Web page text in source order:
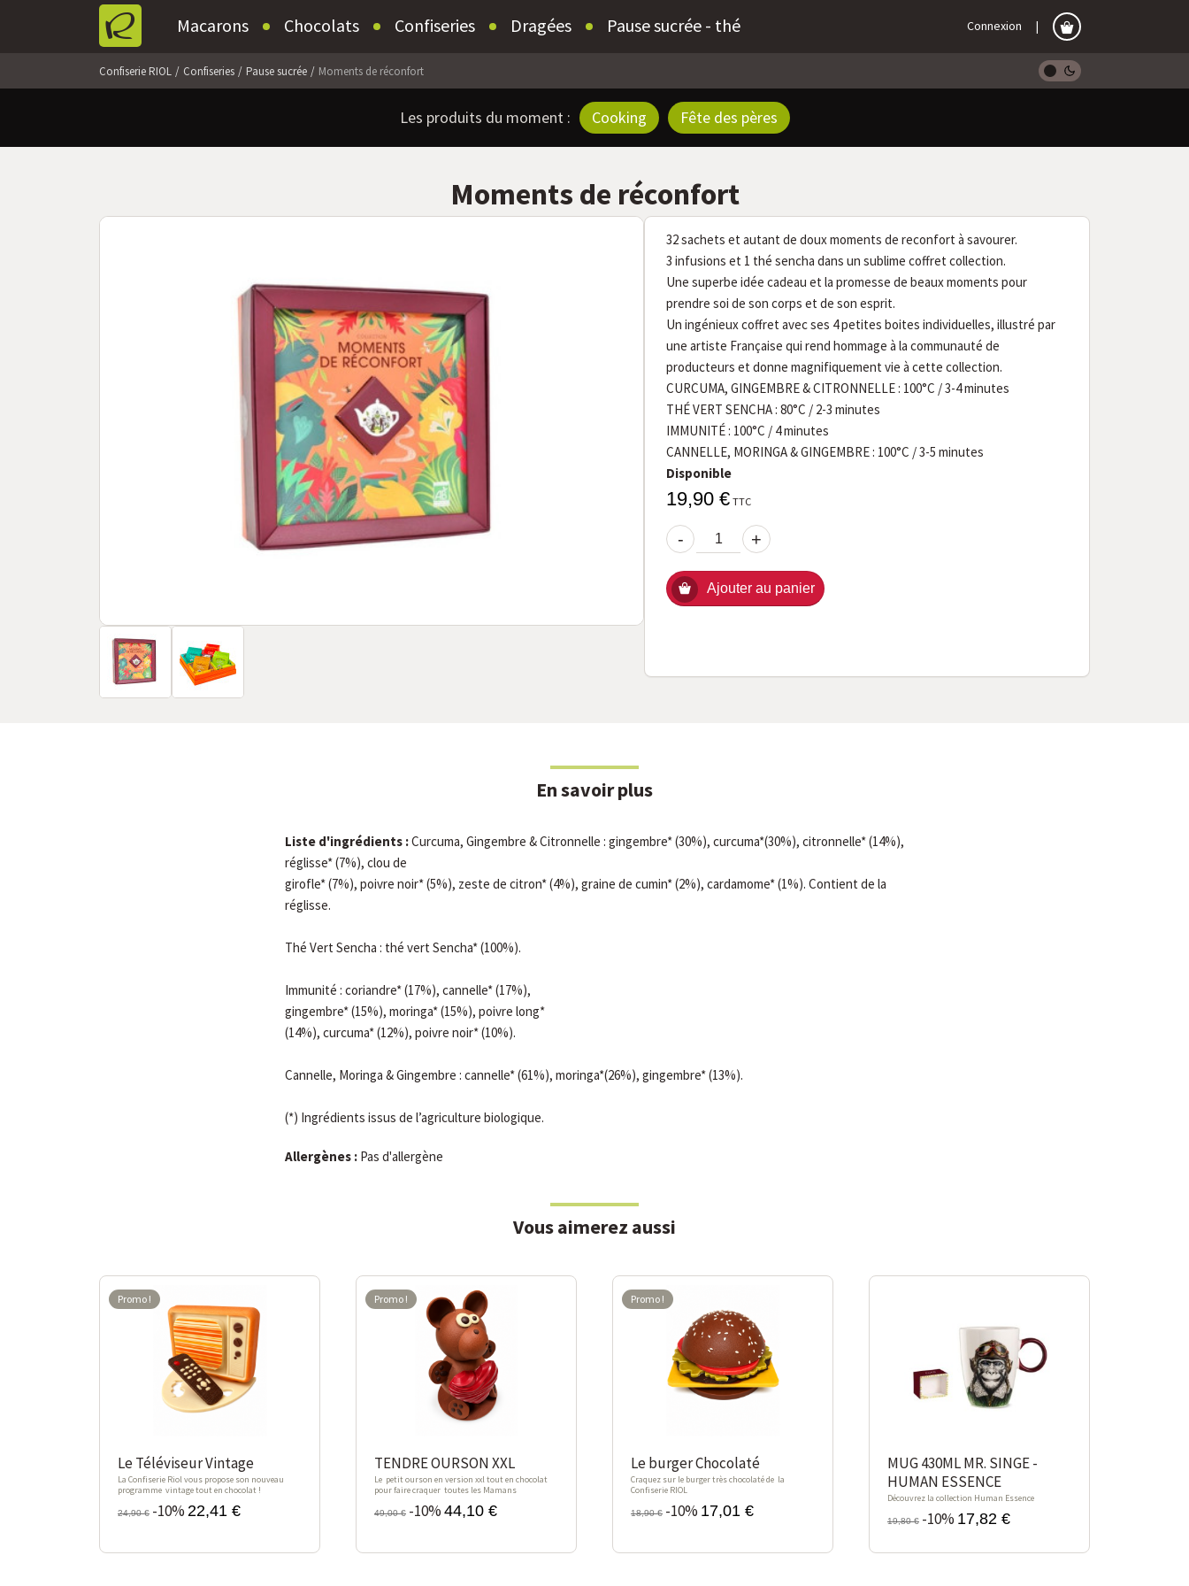
Macarons Chocolats Confiseries Dragées Pause sucrée - thé Connexion
Confiserie RIOL Confiseries Pause sucrée Moments de réconfort
Les produits du moment : Cooking Fête des pères
Moments de réconfort
32 sachets et autant de doux moments de reconfort à savourer.
3 infusions et 1 thé sencha dans un sublime coffret collection.
Une superbe idée cadeau et la promesse de beaux moments pour
prendre soi de son corps et de son esprit.
Un ingénieux coffret avec ses 4 petites boites individuelles, illustré par
une artiste Française qui rend hommage à la communauté de
producteurs et donne magnifiquement vie à cette collection.
CURCUMA, GINGEMBRE & CITRONNELLE : 100°C / 3-4 minutes
THÉ VERT SENCHA : 80°C / 2-3 minutes
IMMUNITÉ : 100°C / 4 minutes
CANNELLE, MORINGA & GINGEMBRE : 100°C / 3-5 minutes
Disponible
19,90 € TTC
- +
Ajouter au panier
En savoir plus
Liste d'ingrédients :Curcuma, Gingembre & Citronnelle : gingembre* (30%), curcuma*(30%), citronnelle* (14%),
réglisse* (7%), clou de
girofle* (7%), poivre noir* (5%), zeste de citron* (4%), graine de cumin* (2%), cardamome* (1%). Contient de la
réglisse.
Thé Vert Sencha : thé vert Sencha* (100%).
Immunité : coriandre* (17%), cannelle* (17%),
gingembre* (15%), moringa* (15%), poivre long*
(14%), curcuma* (12%), poivre noir* (10%).
Cannelle, Moringa & Gingembre : cannelle* (61%), moringa*(26%), gingembre* (13%).
(*) Ingrédients issus de l’agriculture biologique.
Allergènes : Pas d'allergène
Vous aimerez aussi
Le Téléviseur Vintage
La Confiserie Riol vous propose son nouveau
programme vintage tout en chocolat !
24,90 € -10% 22,41 €
Promo !
TENDRE OURSON XXL
Le petit ourson en version xxl tout en chocolat
pour faire craquer toutes les Mamans
49,00 € -10% 44,10 €
Promo !
Le burger Chocolaté
Craquez sur le burger très chocolaté de la
Confiserie RIOL
18,90 € -10% 17,01 €
Promo !
MUG 430ML MR. SINGE -
HUMAN ESSENCE
Découvrez la collection Human Essence
19,80 € -10% 17,82 €